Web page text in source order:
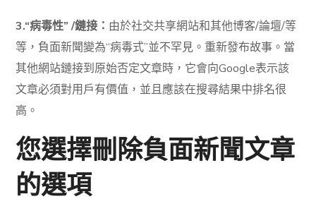
3.“病毒性” /鏈接： 由於社交共享網站和其他博客/論壇/等
等，負面新聞變為“病毒式”並不罕見。重新發布故事。當
其他網站鏈接到原始否定文章時，它會向Google表示該
文章必須對用戶有價值，並且應該在搜尋結果中排名很
高。
您選擇刪除負面新聞文章
的選項